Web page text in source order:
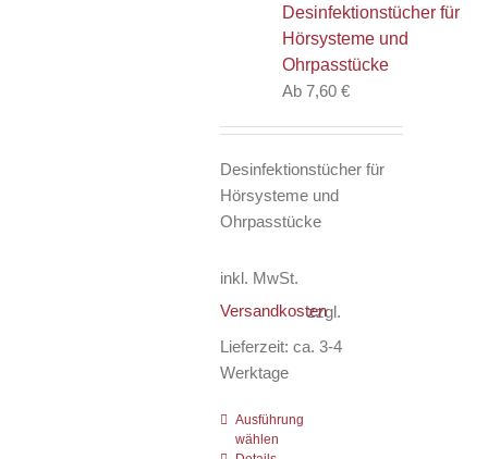
können
auf
der
Produktseite
Desinfektionstücher für
Hörsysteme und
Ohrpasstücke
Ab 7,60€
Desinfektionstücher für
Hörsysteme und
Ohrpasstücke
inkl. MwSt.
zzgl.
Versandkosten
Lieferzeit: ca. 3-4
Werktage
Ausführung
wählen